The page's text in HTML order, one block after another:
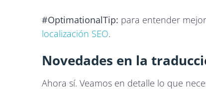
#OptimationalTip: para entender
localización SEO.
Novedades en la
Ahora sí. Veamos en detalle lo que